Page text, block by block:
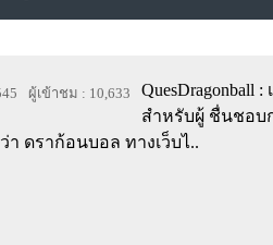
ผู้เข้าชม : 10,633
QuesDragonball
สำหรับผู้ ชื่นชอบ
า ดราก้อนบอล ทางเว็บไ..